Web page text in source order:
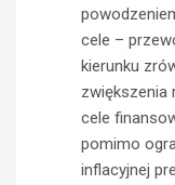
cele –
kierunku
zwiększenia
cele
pomimo
inflacyjnej